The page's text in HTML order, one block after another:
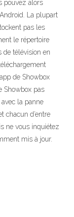
pouvez alors
La plupart
pas les
le répertoire
télévision en
de Showbox
Showbox pas
la panne
chacun d’entre
ne vous inquiétez
mis à jour.